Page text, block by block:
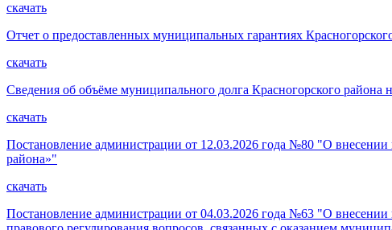
скачать
Отчет о предоставленных муниципальных гарантиях
скачать
Сведения об объёме муниципального долга Красногорского района
скачать
Постановление администрации от 12.03.2026 года №80 "О
района»"
скачать
Постановление администрации от 04.03.2026 года №63 "О